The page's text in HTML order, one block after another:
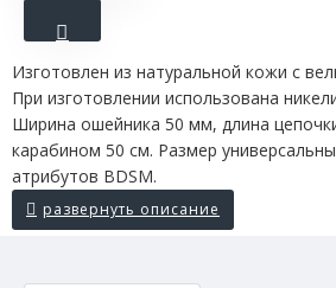
Изготовлен из натуральной кожи с
При изготовлении использована
Ширина ошейника 50 мм, длина
карабином 50 см. Размер
атрибутов BDSM.